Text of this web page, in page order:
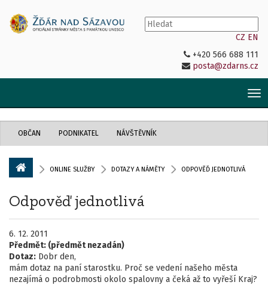
CZ EN
+420 566 688 111
posta@zdarns.cz
OBČAN PODNIKATEL NÁVŠTĚVNÍK
ONLINE SLUŽBY DOTAZY A NÁMĚTY ODPOVĚĎ JEDNOTLIVÁ
Odpověď jednotlivá
6. 12. 2011
Předmět: (předmět nezadán)
Dotaz: Dobr den,
mám dotaz na paní starostku. Proč se vedení našeho města
nezajímá o podrobmosti okolo spalovny a čeká až to vyřeší Kraj?